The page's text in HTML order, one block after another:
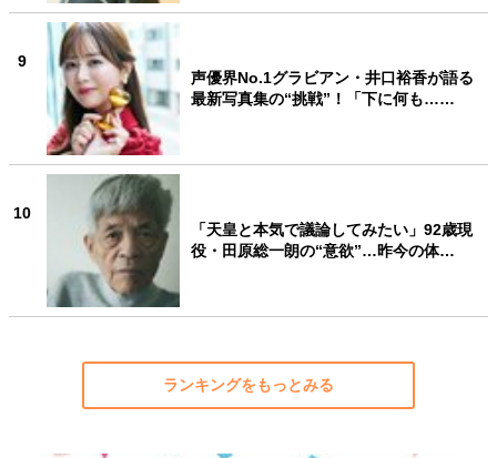
9
声優界No.1グラビアン・井口裕香が語る
最新写真集の“挑戦”！「下に何も……
10
「天皇と本気で議論してみたい」92歳現
役・田原総一朗の“意欲”…昨今の体…
ランキングをもっとみる